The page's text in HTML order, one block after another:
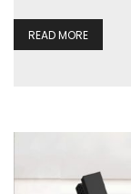
READ MORE